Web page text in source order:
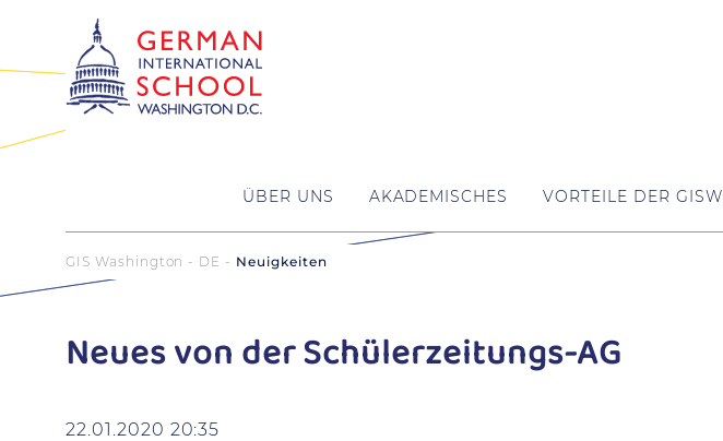
ÜBER UNS AKADEMISCHES VORTEILE DER GISW
GIS Washington - DE Neuigkeiten
Neues von der Schülerzeitungs-AG
22.01.2020 20:35